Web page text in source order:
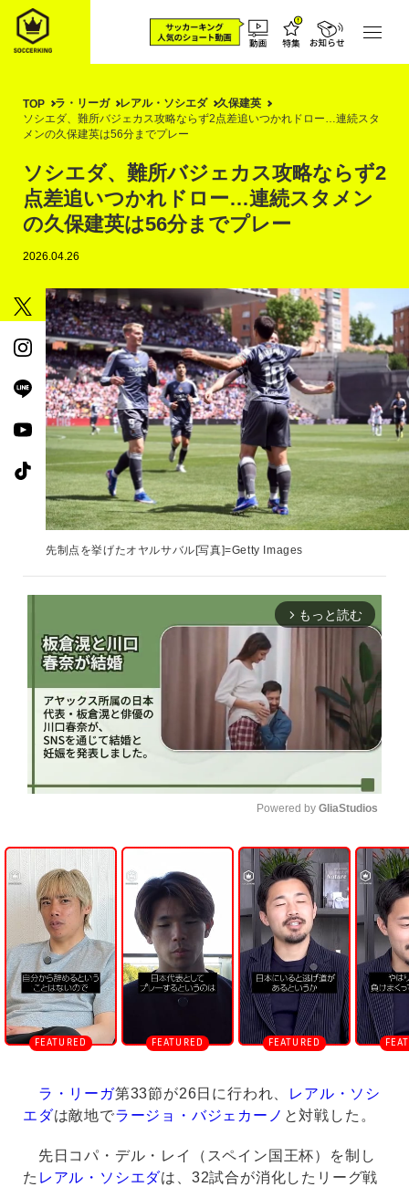
TOP ラ・リーガ レアル・ソシエダ
久保建英
ソシエダ、難所バジェカス攻略ならず2点差追いつかれドロー…連続スタ
メンの久保建英は56分までプレー
ソシエダ、難所バジェカス攻略ならず2
点差追いつかれドロー…連続スタメン
の久保建英は56分までプレー
2026.04.26
先制点を挙げたオヤルサバル[写真]=Getty Images
arrow_forward_ios もっと読む
U
n
m
u
t
e
Powered by GliaStudios
ラ・リーガ第33節が26日に行われ、
レアル・ソシ
エダは敵地でラージョ・バジェカーノ と対戦した。
先日コパ・デル・レイ（スペイン国王杯）を制し
た レアル・ソシエダは、32試合が消化したリーグ戦